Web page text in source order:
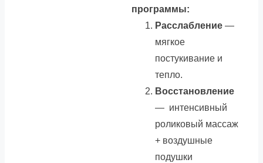
программы:
Расслабление —
мягкое
постукивание и
тепло.
Восстановление
— интенсивный
роликовый массаж
+ воздушные
подушки